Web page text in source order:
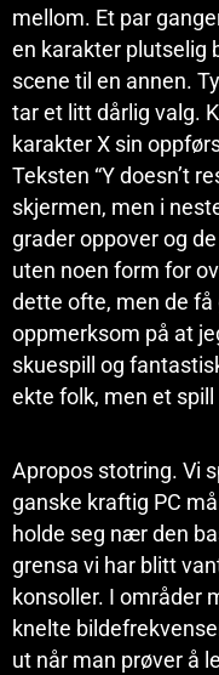
mellom. Et par
en karakter plutselig
scene til en annen.
tar et litt dårlig valg.
karakter X sin
Teksten “Y doesn’t
skjermen, men i
grader oppover og
uten noen form for
dette ofte, men de
oppmerksom på at
skuespill og
ekte folk, men et
Apropos stotring. Vi
ganske kraftig PC
holde seg nær den
grensa vi har blitt
konsoller. I områder
knelte
ut når man prøver å